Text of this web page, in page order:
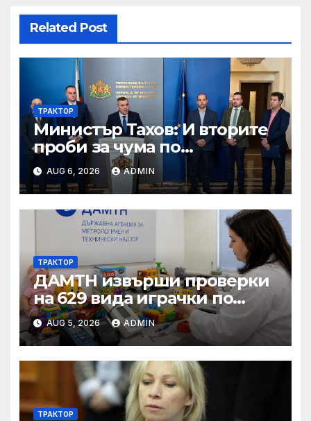
Related Post
ТРАКТОР
Министър Тахов: И вторите
проби за чума по
животните от фермата във
Велинград са положителни
AUG 6, 2026 ADMIN
ТРАКТОР
ДАМТН извърши проверки
на 629 вида играчки по
повод Деня на детето
AUG 5, 2026 ADMIN
ТРАКТОР